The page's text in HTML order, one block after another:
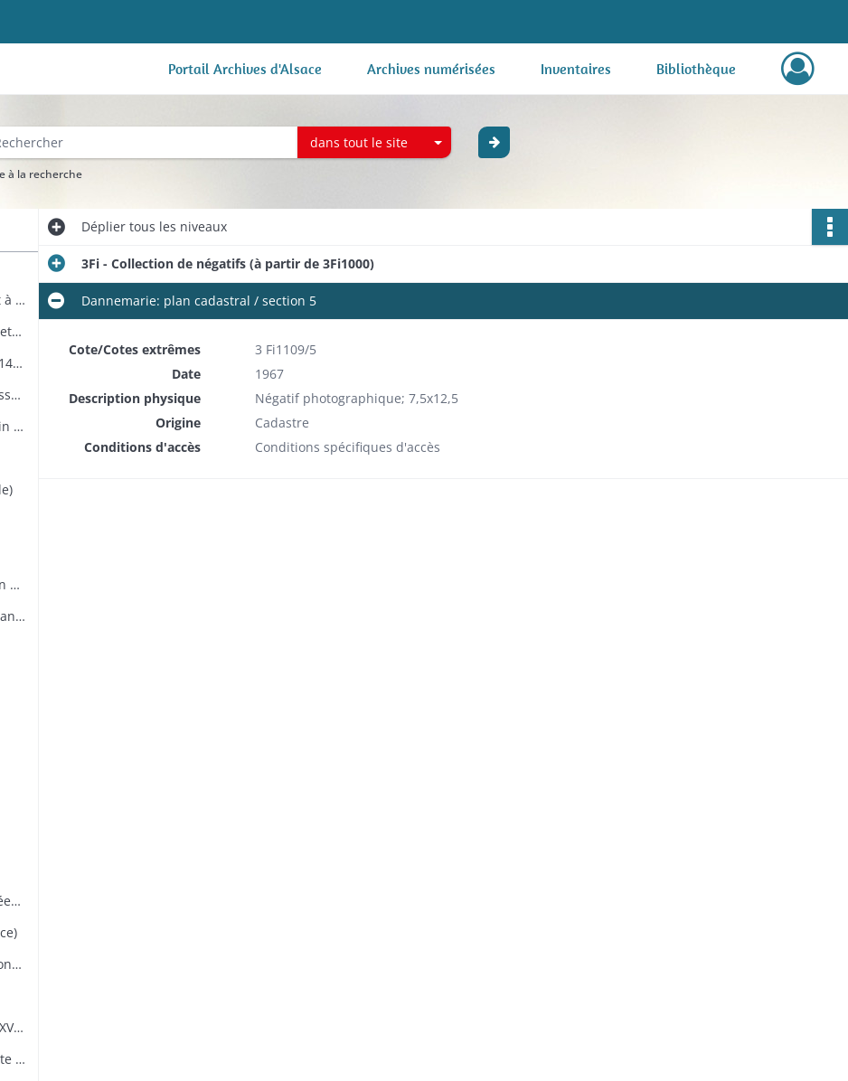
Portail Archives d'Alsace Archives numérisées Inventaires Bibliothèque
dans tout le site
à la recherche
Staffelfelden: plan géométrique des forêts appartenant à la famille PESCHERY, 11 nivôse au 6.
1274 (n.st.) 12 mars (le jour après Laetare Jérusalem),Dietherus prévôt de l'église de l'Oelenberg (Hrolenber) de l'ordre de saint Augustin dans le diocèse de Bâle reconnaît tenir de la secrète de Remiremont 4 arpents de vigne situés près de la cour de Remiremont située elle-même près de Cernay (Cereneyn) ce moyennant un cens annuel de 10 mesures, moitié vin blanc et moitié vin rouge,
Dannemarie: le drapeau français flotte sur la mairie 1914-1915
Armes: glaives d'exécution ou prétendu til; fusil de chasse du XVIIIE siècle
Extension géographique du ressort du Conseil Souverain d'Alsace de 1658-1681
Anthès, Jean-Philippe d': conseiller au Conseil Souverain d'Alsace de 1725 à 1732
Anthès, Marie Elizabeth d', née Demougé, épouse de Jean-Philippe d'Anthèse, XVIIIe siècle
Lapoutroie: le canton et ses activités au début des années 1980
Armoiries du comté de Ferrette et de l'Alsace, possessions de Frédéric IV de 1446
Pierre tombales de la famille de Golbery à Kientzheim, XVIIIe siècle
Argenterie de la famille de Reinach XVIIIe siècle:- assiette aux armes de Fr.-C. De Reinach et de sa femme Rose d'Eptingen et serviette de table à leurs initiales- couvert d'argent aux armes de Reinach- plat d'argent ayant appartenu aux Reinach d'Hirtzbach au XVIIIe siècle- cuillerà ragoût en argent aux armes de Landenberg et se don épouse Marie-Eve Murich et Munchenstein
Dépliertous les niveaux
3Fi - Collection de négatifs (à partir de 3Fi1000)
Dannemarie: plan cadastral / section 5
Cote/Cotes extrêmes
3 Fi1109/5
Date
1967
Description physique
Négatif photographique; 7,5x12,5
Origine
Cadastre
Conditions d'accès
Conditions spécifiques d'accès